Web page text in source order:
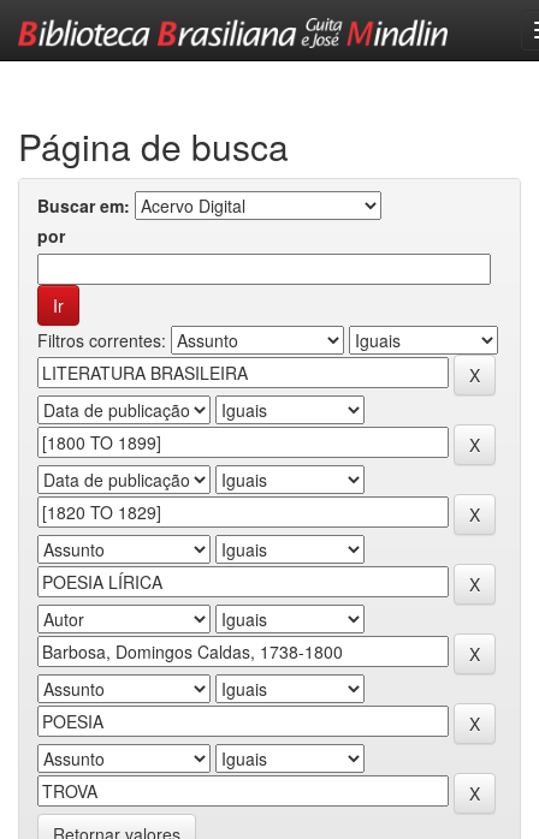
Página de busca
Buscar em:
por
Filtros correntes:
Retornar valores